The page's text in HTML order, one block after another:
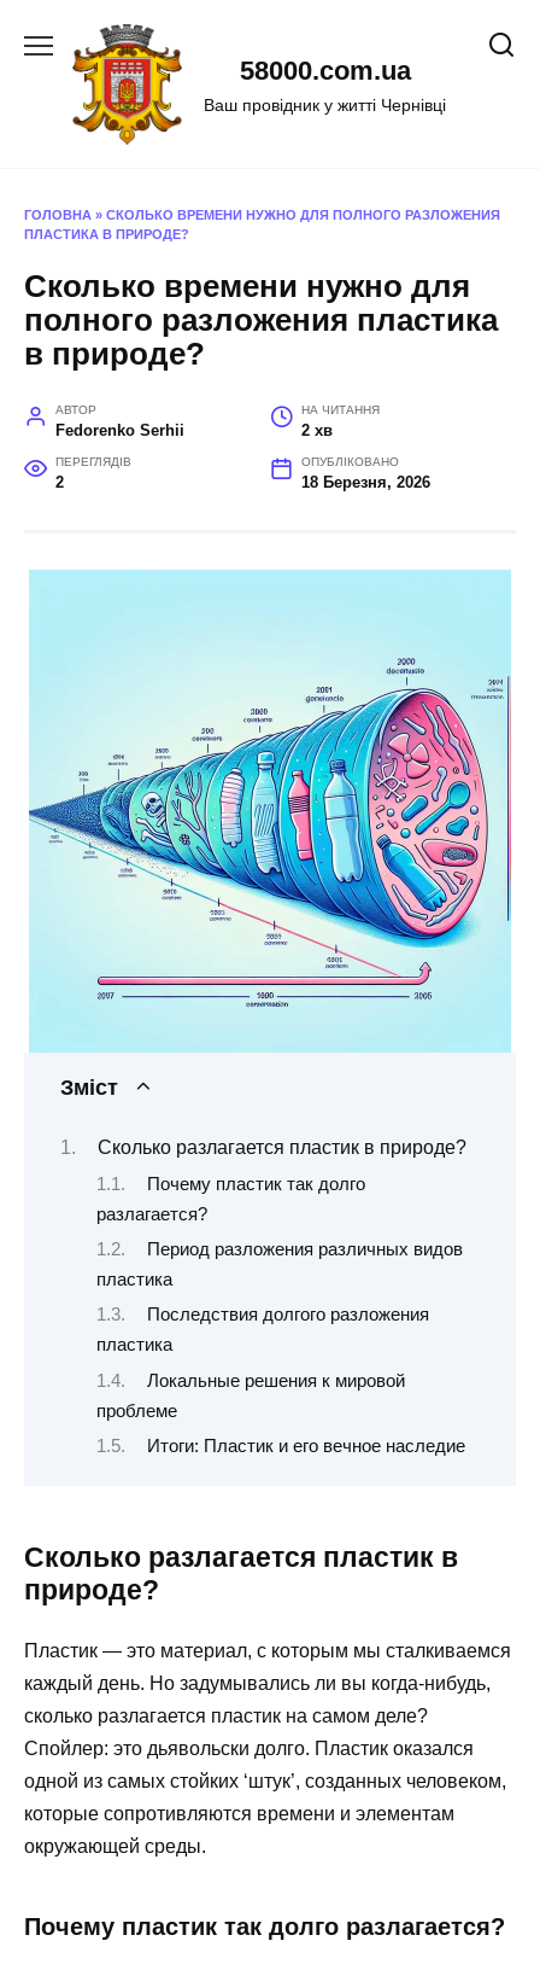
58000.com.ua
Ваш провідник у житті Чернівці
ГОЛОВНА » СКОЛЬКО ВРЕМЕНИ НУЖНО ДЛЯ ПОЛНОГО РАЗЛОЖЕНИЯ
ПЛАСТИКА В ПРИРОДЕ?
Сколько времени нужно для
полного разложения пластика
в природе?
АВТОР
Fedorenko Serhii
НА ЧИТАННЯ
2 хв
ПЕРЕГЛЯДІВ
2
ОПУБЛІКОВАНО
18 Березня, 2026
Зміст
Сколько разлагается пластик в природе?
Почему пластик так долго
разлагается?
Период разложения различных видов
пластика
Последствия долгого разложения
пластика
Локальные решения к мировой
проблеме
Итоги: Пластик и его вечное наследие
Сколько разлагается пластик в
природе?
Пластик — это материал, с которым мы сталкиваемся
каждый день. Но задумывались ли вы когда-нибудь,
сколько разлагается пластик на самом деле?
Спойлер: это дьявольски долго. Пластик оказался
одной из самых стойких ‘штук’, созданных человеком,
которые сопротивляются времени и элементам
окружающей среды.
Почему пластик так долго разлагается?